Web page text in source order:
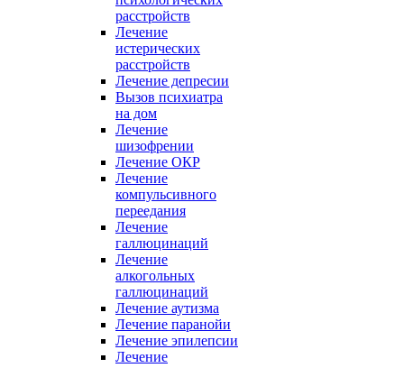
расстройств
Лечение
истерических
расстройств
Лечение депресии
Вызов психиатра
на дом
Лечение
шизофрении
Лечение ОКР
Лечение
компульсивного
переедания
Лечение
галлюцинаций
Лечение
алкогольных
галлюцинаций
Лечение аутизма
Лечение паранойи
Лечение эпилепсии
Лечение